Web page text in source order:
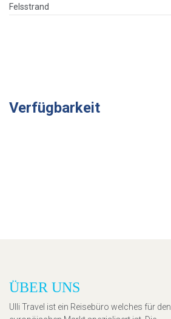
Felsstrand
Verfügbarkeit
ÜBER UNS
Ulli Travel ist ein Reisebüro welches für den